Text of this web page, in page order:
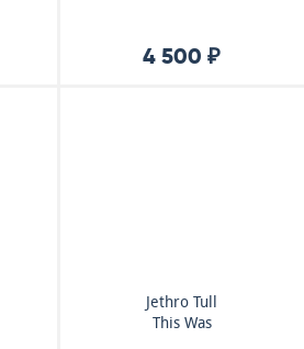
4 500 ₽
Jethro Tull
This Was